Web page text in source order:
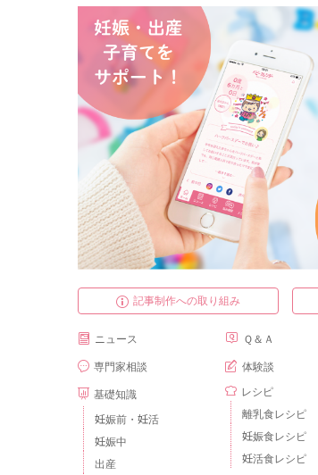
記事制作への取り組み
ニュース
専門家相談
基礎知識
妊娠前・妊活
妊娠中
出産
Ｑ＆Ａ
体験談
レシピ
離乳食レシピ
妊娠食レシピ
妊活食レシピ